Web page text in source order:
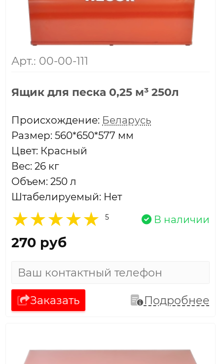
Арт.: 00-00-111
Ящик для песка 0,25 м³ 250л
Проиcхождение: Беларусь
Размер: 560*650*577 мм
Цвет: Красный
Вес: 26 кг
Объем: 250 л
Штабелируемый: Нет
5 В наличии
270 руб
Заказать Подробнее